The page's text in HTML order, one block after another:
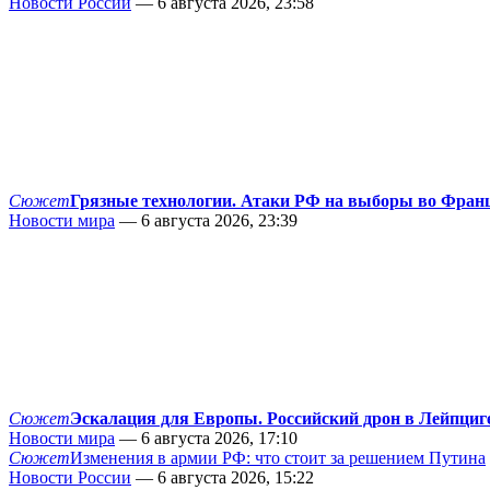
СюжетГрязные технологии. Атаки РФ на выборы во
Новости мира — 6 августа 2026, 23:39
СюжетЭскалация для Европы. Российский дрон в
Новости мира — 6 августа 2026, 17:10
СюжетИзменения в армии РФ: что стоит за решением Путина
Новости России — 6 августа 2026, 15:22